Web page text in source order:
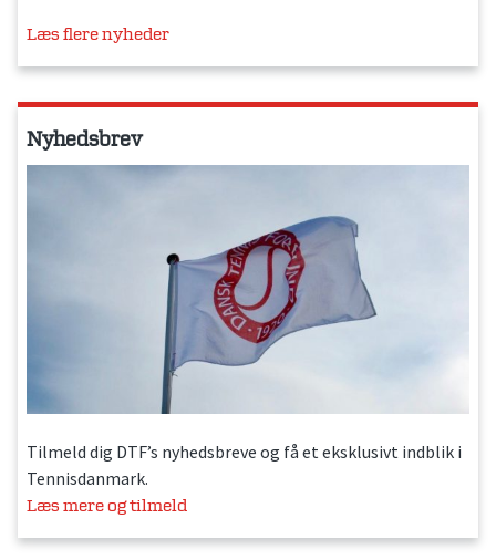
Læs flere nyheder
Nyhedsbrev
Tilmeld dig DTF’s nyhedsbreve og få et eksklusivt indblik i
Tennisdanmark.
Læs mere og tilmeld